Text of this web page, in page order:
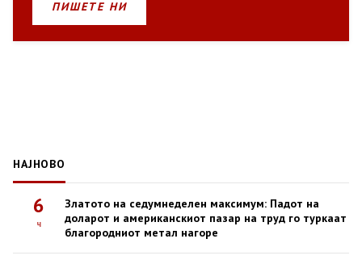
ПИШЕТЕ НИ
НАЈНОВО
6
ч
Златото на седумнеделен максимум: Падот на
доларот и американскиот пазар на труд го туркаат
благородниот метал нагоре